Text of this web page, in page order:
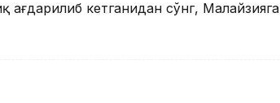
ағдарилиб кетганидан сўнг, Малайзияга